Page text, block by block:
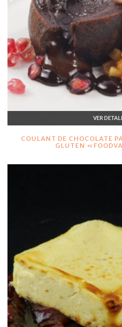
VER
COULANT DE CHOCOLATE
GLUTEN